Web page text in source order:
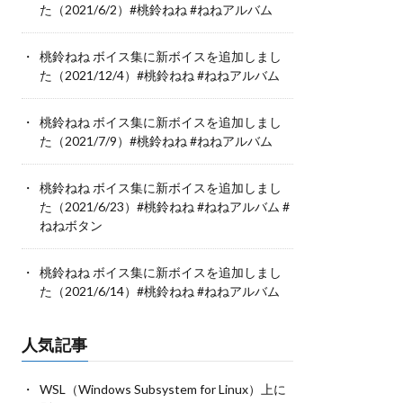
た（2021/6/2）#桃鈴ねね #ねねアルバム
桃鈴ねね ボイス集に新ボイスを追加しまし
た（2021/12/4）#桃鈴ねね #ねねアルバム
桃鈴ねね ボイス集に新ボイスを追加しまし
た（2021/7/9）#桃鈴ねね #ねねアルバム
桃鈴ねね ボイス集に新ボイスを追加しまし
た（2021/6/23）#桃鈴ねね #ねねアルバム #
ねねボタン
桃鈴ねね ボイス集に新ボイスを追加しまし
た（2021/6/14）#桃鈴ねね #ねねアルバム
人気記事
WSL（Windows Subsystem for Linux）上に